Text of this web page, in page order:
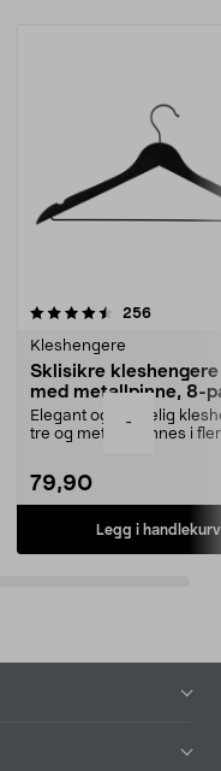
-
256
Kleshengere
Sklisikre
med metallpinne, 8-
Elegant og skikkelig
tre og metall – finnes i
79,90
Legg i handlekurv
4.5av 5 stjerner